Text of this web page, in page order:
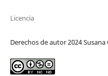
Licencia
Derechos de autor 2024